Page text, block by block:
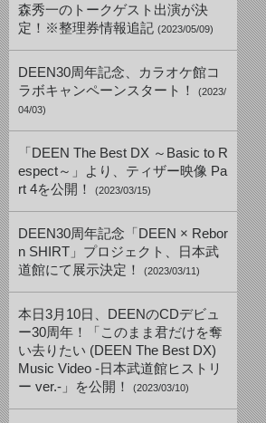
森秀一のトークゲスト出演が決
定！※整理券情報追記 (2023/05/09)
DEEN30周年記念、カラオケ館コ
ラボキャンペーンスタート！
(2023/
04/03)
「DEEN The Best DX ～Basic to R
espect～」より、ティザー映像 Pa
rt 4を公開！
(2023/03/15)
DEEN30周年記念「DEEN × Rebor
n SHIRT」プロジェクト、日本武
道館にて展示決定！
(2023/03/11)
本日3月10日、DEENのCDデビュ
ー30周年！「このまま君だけを奪
い去りたい (DEEN The Best DX)
Music Video -日本武道館ヒストリ
ー ver.-」を公開！
(2023/03/10)